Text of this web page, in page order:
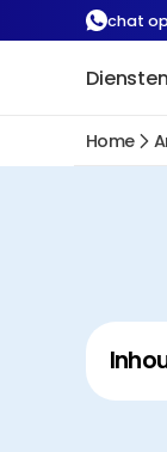
chat
Diensten
Home